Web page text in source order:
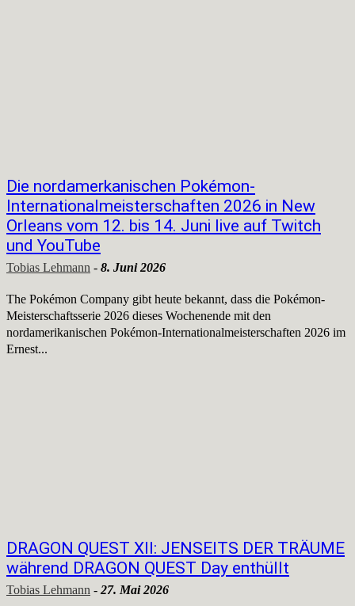
Die nordamerkanischen Pokémon-
Internationalmeisterschaften 2026 in New
Orleans vom 12. bis 14. Juni live auf Twitch
und YouTube
Tobias Lehmann - 8. Juni 2026
The Pokémon Company gibt heute bekannt, dass die Pokémon-
Meisterschaftsserie 2026 dieses Wochenende mit den
nordamerikanischen Pokémon-Internationalmeisterschaften 2026 im
Ernest...
DRAGON QUEST XII: JENSEITS DER TRÄUME
während DRAGON QUEST Day enthüllt
Tobias Lehmann - 27. Mai 2026